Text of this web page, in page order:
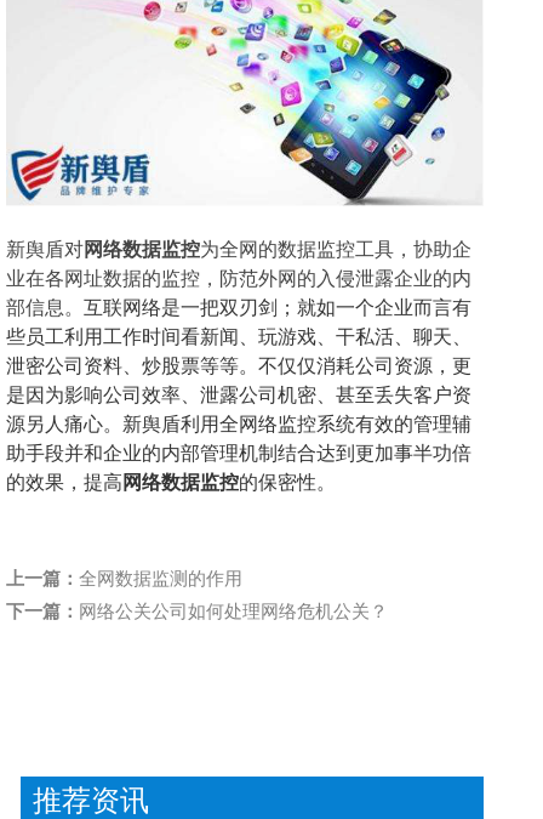
新舆盾对网络数据监控为全网的数据监控工具，协助企
业在各网址数据的监控，防范外网的入侵泄露企业的内
部信息。 互联网络是一把双刃剑；就如一个企业而言有
些员工利用工作时间看新闻、玩游戏、干私活、聊天、
泄密公司资料、炒股票等等。不仅仅消耗公司资源，更
是因为影响公司效率、泄露公司机密、甚至丢失客户资
源另人痛心。新舆盾利用全网络监控系统有效的管理辅
助手段并和企业的内部管理机制结合达到更加事半功倍
的效果，提高 网络数据监控的保密性。
上一篇： 全网数据监测的作用
下一篇： 网络公关公司如何处理网络危机公关？
推荐资讯